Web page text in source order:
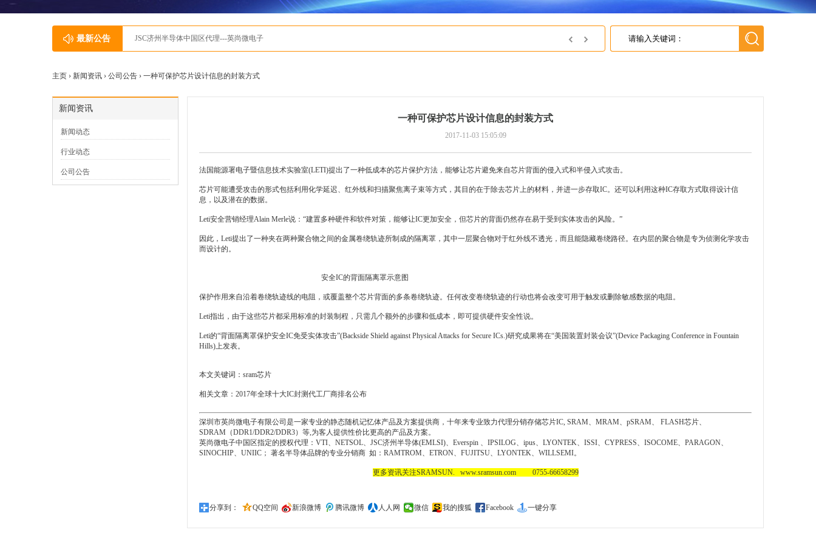
最新公告 JSC济州半导体中国区代理---英尚微电子 英尚微获得灵动微颁发的灵动MindSPIN有感方波电机小型合格证
主页 › 新闻资讯 › 公司公告 › 一种可保护芯片设计信息的封装方式
新闻资讯
新闻动态
行业动态
公司公告
一种可保护芯片设计信息的封装方式
2017-11-03 15:05:09
法国能源署电子暨信息技术实验室(LETI)提出了一种低成本的芯片保护方法，能够让芯片避免来自芯片背面的侵入式和半侵入式攻击。
芯片可能遭受攻击的形式包括利用化学延迟、红外线和扫描聚焦离子束等方式，其目的在于除去芯片上的材料，并进一步存取IC。还可以利用这种IC存取方式取得设计信
息，以及潜在的数据。
Leti安全营销经理Alain Merle说：“建置多种硬件和软件对策，能够让IC更加安全，但芯片的背面仍然存在易于受到实体攻击的风险。”
因此，Leti提出了一种夹在两种聚合物之间的金属卷绕轨迹所制成的隔离罩，其中一层聚合物对于红外线不透光，而且能隐藏卷绕路径。在内层的聚合物是专为侦测化学攻击
而设计的。
安全IC的背面隔离罩示意图
保护作用来自沿着卷绕轨迹线的电阻，或覆盖整个芯片背面的多条卷绕轨迹。任何改变卷绕轨迹的行动也将会改变可用于触发或删除敏感数据的电阻。
Leti指出，由于这些芯片都采用标准的封装制程，只需几个额外的步骤和低成本，即可提供硬件安全性说。
Leti的“背面隔离罩保护安全IC免受实体攻击”(Backside Shield against Physical Attacks for Secure ICs.)研究成果将在“美国装置封装会议”(Device Packaging Conference in Fountain
Hills)上发表。
本文关键词： sram芯片
相关文章： 2017年全球十大IC封测代工厂商排名公布
深圳市英尚微电子有限公司是一家专业的静态随机记忆体产品及方案提供商，十年来专业致力代理分销存储芯片IC, SRAM、MRAM、 pSRAM、 FLASH芯片、
SDRAM（DDR1/DDR2/DDR3）等,为客人提供性价比更高的产品及方案。
英尚微电子中国区指定的授权代理：VTI、NETSOL、JSC济州半导体(EMLSI)、Everspin 、IPSILOG、ipus、LYONTEK、ISSI、CYPRESS、ISOCOME、PARAGON、
SINOCHIP、UNIIC； 著名半导体品牌的专业分销商 如：RAMTROM、ETRON、FUJITSU、LYONTEK、WILLSEMI。
更多资讯关注SRAMSUN. www.sramsun.com 0755-66658299
分享到： QQ空间 新浪微博 腾讯微博 人人网 微信 我的搜狐 Facebook 一键分享